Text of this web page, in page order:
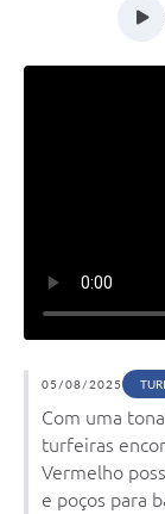
05/08/2025
Com uma
turfeiras
Vermelho
e poços para